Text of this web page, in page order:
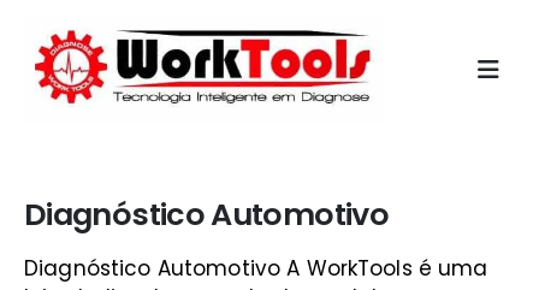
Diagnóstico Automotivo
Diagnóstico Automotivo A WorkTools é uma